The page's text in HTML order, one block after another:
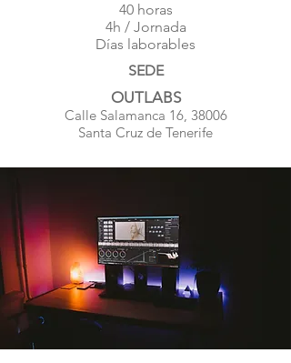
40 horas
4h / Jornada
​Días laborables
SEDE
OUTLABS
Calle Salamanca 16, 38006
Santa Cruz de Tenerife